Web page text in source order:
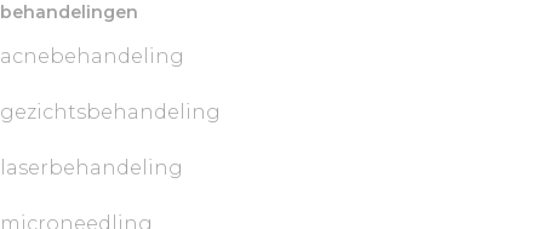
behandelingen
acnebehandeling
gezichtsbehandeling
laserbehandeling
microneedling